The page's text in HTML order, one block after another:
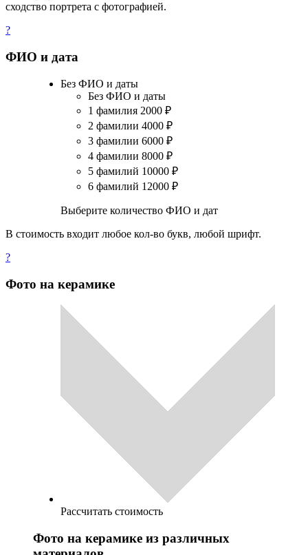
сходство портрета с фотографией.
?
ФИО и дата
Без ФИО и даты
Без ФИО и даты
1 фамилия 2000 ₽
2 фамилии 4000 ₽
3 фамилии 6000 ₽
4 фамилии 8000 ₽
5 фамилий 10000 ₽
6 фамилий 12000 ₽
Выберите количество ФИО и дат
В стоимость входит любое кол-во букв, любой шрифт.
?
Фото на керамике
Рассчитать стоимость
Фото на керамике из различных